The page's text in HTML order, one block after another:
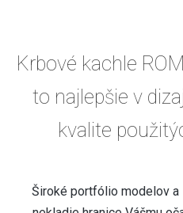
Krbové kachle
to najlepšie v
kvalite
Široké portfólio modelov a